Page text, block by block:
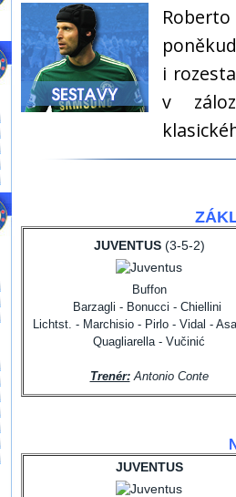
i
v
JUVENTUS(3-5-2)
Buffon
Barzagli - Bonucci - Chiellini
Lichtst. - Marchisio- Pirlo - Vidal -
Quagliarella - Vučinić
Trenér:Antonio Conte
JUVENTUS